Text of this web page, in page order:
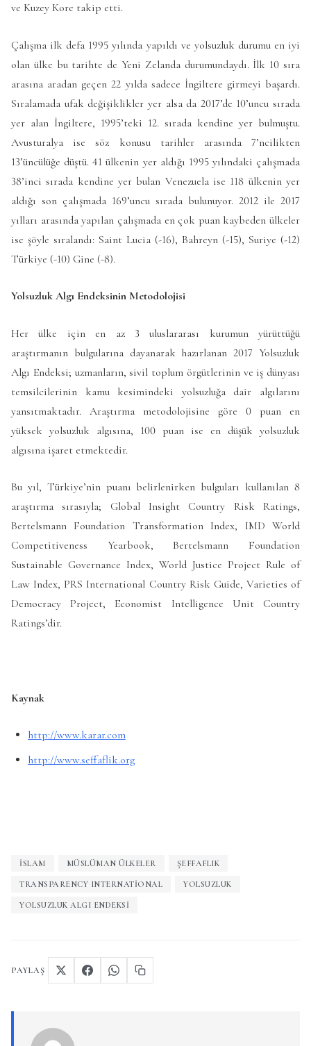
ve Kuzey Kore takip etti.
Çalışma ilk defa 1995 yılında yapıldı ve yolsuzluk durumu en iyi
olan ülke bu tarihte de Yeni Zelanda durumundaydı. İlk 10 sıra
arasına aradan geçen 22 yılda sadece İngiltere girmeyi başardı.
Sıralamada ufak değişiklikler yer alsa da 2017’de 10’uncu sırada
yer alan İngiltere, 1995’teki 12. sırada kendine yer bulmuştu.
Avusturalya ise söz konusu tarihler arasında 7’ncilikten
13’üncülüğe düştü.41 ülkenin yer aldığı 1995 yılındaki çalışmada
38’inci sırada kendine yer bulan Venezuela ise 118 ülkenin yer
aldığı son çalışmada 169’uncu sırada bulunuyor. 2012 ile 2017
yılları arasında yapılan çalışmada en çok puan kaybeden ülkeler
ise şöyle sıralandı: Saint Lucia (-16), Bahreyn (-15), Suriye (-12)
Türkiye (-10) Gine (-8).
Yolsuzluk Algı Endeksinin Metodolojisi
Her ülke için en az 3 uluslararası kurumun yürüttüğü
araştırmanın bulgularına dayanarak hazırlanan 2017 Yolsuzluk
Algı Endeksi; uzmanların, sivil toplum örgütlerinin ve iş dünyası
temsilcilerinin kamu kesimindeki yolsuzluğa dair algılarını
yansıtmaktadır. Araştırma metodolojisine göre 0 puan en
yüksek yolsuzluk algısına, 100 puan ise en düşük yolsuzluk
algısına işaret etmektedir.
Bu yıl, Türkiye’nin puanı belirlenirken bulguları kullanılan 8
araştırma sırasıyla; Global Insight Country Risk Ratings,
Bertelsmann Foundation Transformation Index, IMD World
Competitiveness Yearbook, Bertelsmann Foundation
Sustainable Governance Index, World Justice Project Rule of
Law Index, PRS International Country Risk Guide, Varieties of
Democracy Project, Economist Intelligence Unit Country
Ratings’dir.
Kaynak
http://www.karar.com
http://www.seffaflik.org
İSLAM MÜSLÜMAN ÜLKELER ŞEFFAFLIK
TRANSPARENCY INTERNATIONAL YOLSUZLUK
YOLSUZLUK ALGI ENDEKSI
PAYLAŞ